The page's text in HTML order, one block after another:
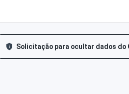
Solicitação para ocultar dados do